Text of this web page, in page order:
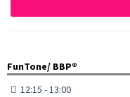
FunTone/ BBP®
12:15 - 13:00